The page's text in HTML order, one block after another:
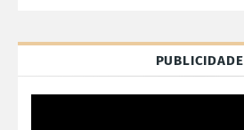
PUBLICIDADE